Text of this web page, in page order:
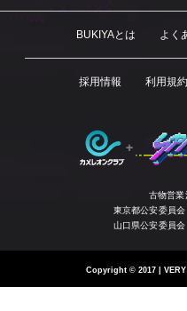
BUKIYAとは よく
採用情報 利用規約
古物営業
東京都公安委員
山口県公安委員
Copyright ©2017 |